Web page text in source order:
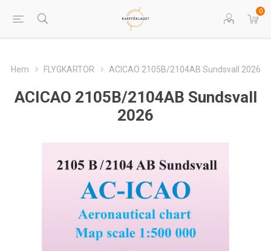
0
Hem FLYGKARTOR ACICAO 2105B/2104AB Sundsvall 2026
ACICAO 2105B/2104AB Sundsvall
2026